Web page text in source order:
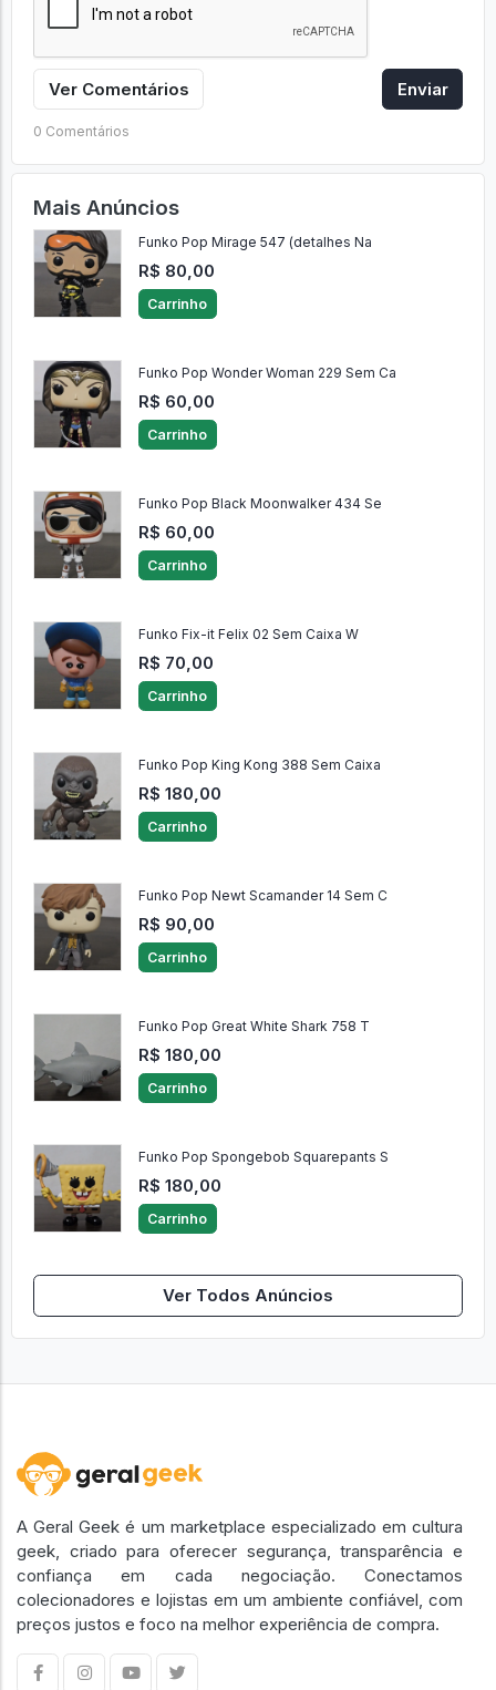
Ver Comentários Enviar
0 Comentários
Mais Anúncios
Funko Pop Mirage 547 (detalhes Na
R$ 80,00
Carrinho
Funko Pop Wonder Woman 229 Sem Ca
R$ 60,00
Carrinho
Funko Pop Black Moonwalker 434 Se
R$ 60,00
Carrinho
Funko Fix-it Felix 02 Sem Caixa W
R$ 70,00
Carrinho
Funko Pop King Kong 388 Sem Caixa
R$ 180,00
Carrinho
Funko Pop Newt Scamander 14 Sem C
R$ 90,00
Carrinho
Funko Pop Great White Shark 758 T
R$ 180,00
Carrinho
Funko Pop Spongebob Squarepants S
R$ 180,00
Carrinho
Ver Todos Anúncios
A Geral Geek é um marketplace especializado em cultura
geek, criado para oferecer segurança, transparência e
confiança em cada negociação. Conectamos
colecionadores e lojistas em um ambiente confiável, com
preços justos e foco na melhor experiência de compra.